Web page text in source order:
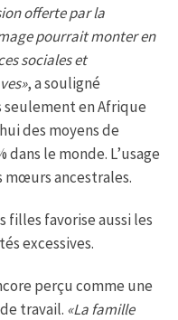
offerte par la
pourrait monter en
sociales et
, a souligné
seulement en Afrique
des moyens de
le monde. L’usage
mœurs ancestrales.
filles favorise aussi les
excessives.
perçu comme une
travail. «La famille